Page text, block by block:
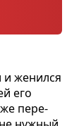
и женился
его
пере­